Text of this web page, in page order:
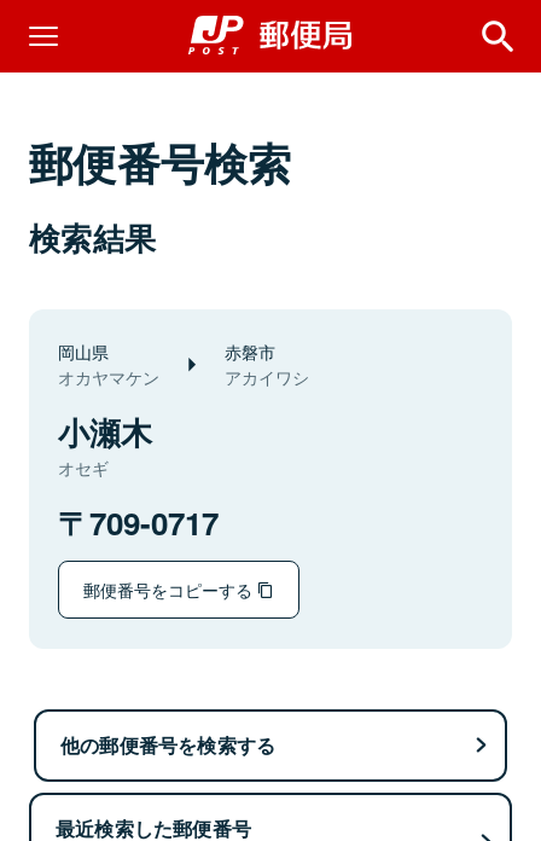
郵便番号検索
検索結果
岡山県
オカヤマケン
赤磐市
アカイワシ
小瀬木
オセギ
709-0717
郵便番号をコピーする
他の郵便番号を検索する
最近検索した郵便番号